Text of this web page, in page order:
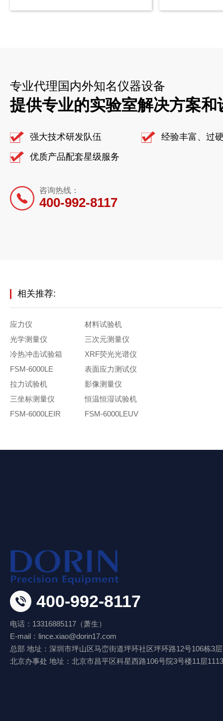
专业代理国内外知名仪器设备
提供专业的实验室解决方案和
强大技术研发队伍
经验丰富、过
优质产品配套星级服务
咨询热线：
400-992-8117
相关推荐:
应力仪
表面应力测试仪
材料试验机
拉力试验机
光学测量仪
影像测量仪
三次元测量仪
三坐标测量仪
冷热冲击试验箱
恒温恒湿试验机
XRF荧光光谱仪
FSM-6000LEIR
FSM-6000LE
FSM-6000LEUV
400-992-8117
电话：13316885117（萧生）
E-mail：lince.xiao@dorin17.com
总部 地址：深圳市坪山区马峦街道坪环社区坪环路12号106栋3层
北京办事处 地址：北京市昌平区科星西路106号院3号楼11层1113